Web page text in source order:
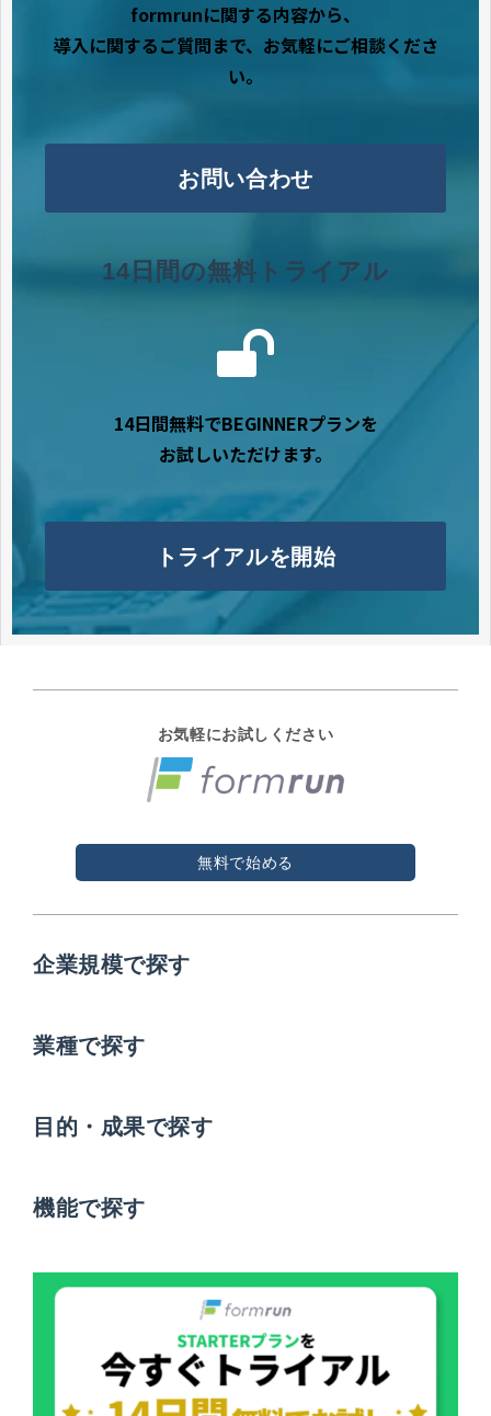
formrunに関する内容から、
導入に関するご質問まで、お気軽にご相談くださ
い。
お問い合わせ
14日間の無料トライアル
14日間無料でBEGINNERプランを
お試しいただけます。
トライアルを開始
お気軽にお試しください
無料で始める
企業規模で探す
業種で探す
目的・成果で探す
機能で探す